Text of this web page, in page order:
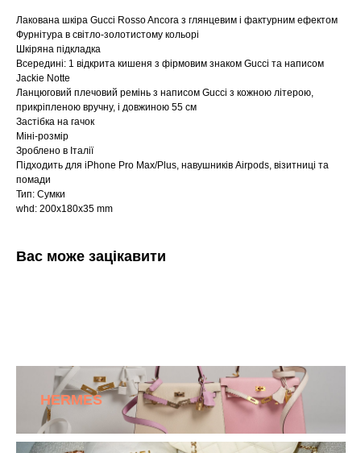
Лакована шкіра Gucci Rosso Ancora з глянцевим і фактурним ефектом
Фурнітура в світло-золотистому кольорі
Шкіряна підкладка
Всередині: 1 відкрита кишеня з фірмовим знаком Gucci та написом
Jackie Notte
Ланцюговий плечовий ремінь з написом Gucci з кожною літерою,
прикріпленою вручну, і довжиною 55 см
Застібка на гачок
Міні-розмір
Зроблено в Італії
Підходить для iPhone Pro Max/Plus, навушників Airpods, візитниці та
помади
Тип: Сумки
whd: 200x180x35 mm
Вас може зацікавити
HERMES